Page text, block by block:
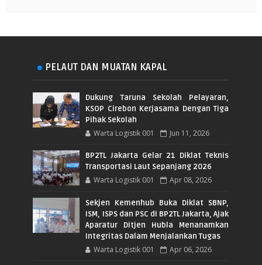
PELAUT DAN MUATAN KAPAL
Dukung Taruna Sekolah Pelayaran,
KSOP Cirebon Kerjasama Dengan Tiga
Pihak Sekolah
Warta Logistik 001 Jun 11, 2026
BP2TL Jakarta Gelar 21 Diklat Teknis
Transportasi Laut Sepanjang 2026
Warta Logistik 001 Apr 08, 2026
Sekjen Kemenhub Buka Diklat SBNP,
ISM, ISPS dan PSC di BP2TL Jakarta, Ajak
Aparatur Ditjen Hubla Menanamkan
Integritas Dalam Menjalankan Tugas
Warta Logistik 001 Apr 06, 2026